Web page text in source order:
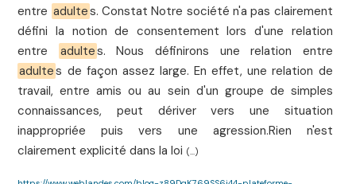
entre adultes. Constat Notre société n'a pas clairement
défini la notion de consentement lors d'une relation
entre
adultes. Nous définirons une relation entre
adultes de façon assez large. En effet, une relation de
travail, entre amis ou au sein d'un groupe de simples
connaissances, peut dériver vers une situation
inappropriée puis vers une agression.Rien n'est
clairement explicité dans la loi (...)